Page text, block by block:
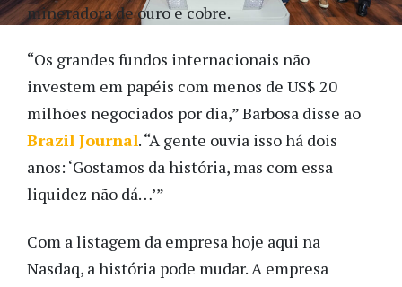
mineradora de ouro e cobre.
“Os grandes fundos internacionais não
investem em papéis com menos de US$ 20
milhões negociados por dia,” Barbosa disse ao
Brazil Journal. “A gente ouvia isso há dois
anos: ‘Gostamos da história, mas com essa
liquidez não dá…’”
Com a listagem da empresa hoje aqui na
Nasdaq, a história pode mudar. A empresa